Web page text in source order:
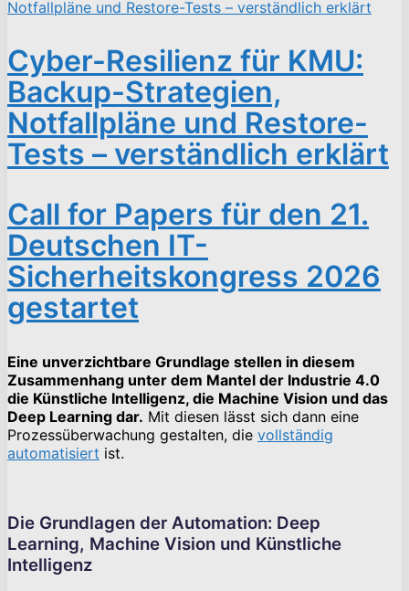
Cyber-Resilienz für KMU:
Backup-Strategien,
Notfallpläne und Restore-
Tests – verständlich erklärt
Call for Papers für den 21.
Deutschen IT-
Sicherheitskongress 2026
gestartet
Eine unverzichtbare Grundlage stellen in diesem
Zusammenhang unter dem Mantel der Industrie 4.0
die Künstliche Intelligenz, die Machine Vision und das
Deep Learning dar. Mit diesen lässt sich dann eine
Prozessüberwachung gestalten, die vollständig
automatisiert ist.
Die Grundlagen der Automation: Deep
Learning, Machine Vision und Künstliche
Intelligenz